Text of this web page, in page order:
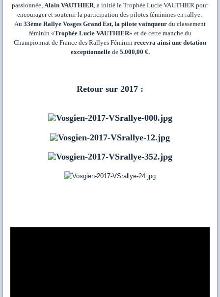
passionnée, Alain VAUTHIER, a initié le Trophée Lucie VAUTHIER pour
encourager et soutenir la participation des pilotes féminines en rallye.
Au 33ème Rallye Vosges Grand Est, la pilote vainqueur du classement
féminin «Trophée Lucie VAUTHIER» et de cette manche du
Championnat de France des Rallyes Féminin recevra ainsi une dotation
exceptionnellede 5.000,00 €.
Retour sur 2017 :